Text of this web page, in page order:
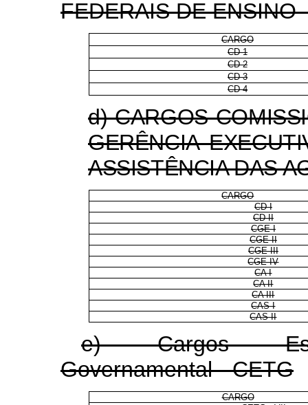
FEDERAIS DE ENSINO
CARGO
CD-1
CD-2
CD-3
CD-4
d) CARGOS
GERÊNCIA
ASSISTÊNCIA DAS
CARGO
CD I
CD II
CGE I
CGE II
CGE III
CGE IV
CA I
CA II
CA III
CAS I
CAS II
e) Cargos
Governamental - CETG
CARGO